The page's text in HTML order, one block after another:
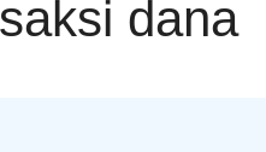
dana